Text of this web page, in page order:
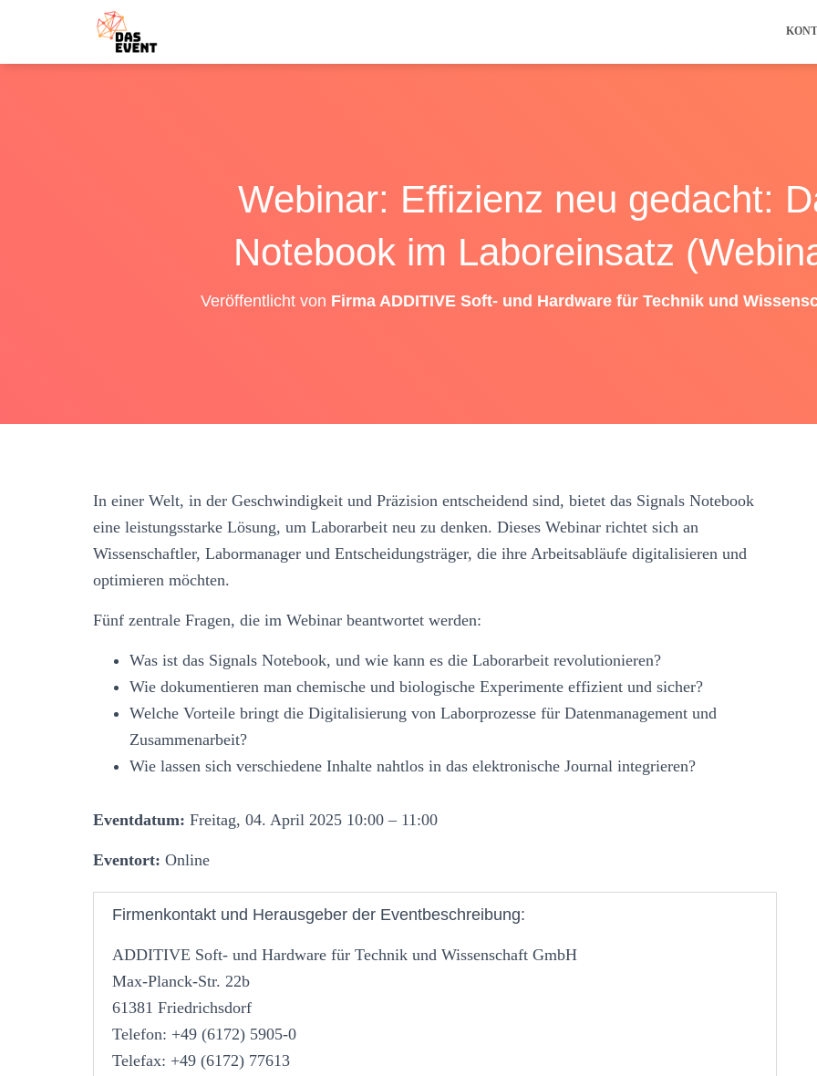
Webinar: Effizienz neu gedacht:
Notebook im Laboreinsatz
Veröffentlicht von Firma ADDITIVE Soft- und Hardware für Technik und
In einer Welt, in der Geschwindigkeit und Präzision entscheidend sind, bietet das Signals Notebook
eine leistungsstarke Lösung, um Laborarbeit neu zu denken. Dieses Webinar richtet sich an
Wissenschaftler, Labormanager und Entscheidungsträger, die ihre Arbeitsabläufe digitalisieren und
optimieren möchten.
Fünf zentrale Fragen, die im Webinar beantwortet werden:
Was ist das Signals Notebook, und wie kann es die Laborarbeit revolutionieren?
Wie dokumentieren man chemische und biologische Experimente effizient und sicher?
Welche Vorteile bringt die Digitalisierung von Laborprozesse für Datenmanagement und
Zusammenarbeit?
Wie lassen sich verschiedene Inhalte nahtlos in das elektronische Journal integrieren?
Eventdatum: Freitag, 04. April 2025 10:00 – 11:00
Eventort: Online
Firmenkontakt und Herausgeber der Eventbeschreibung:
ADDITIVE Soft- und Hardware für Technik und Wissenschaft GmbH
Max-Planck-Str. 22b
61381 Friedrichsdorf
Telefon: +49 (6172) 5905-0
Telefax: +49 (6172) 77613